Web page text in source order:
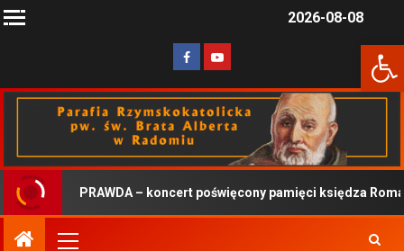
2026-08-08
PRAWDA – koncert poświęcony pamięci księdza